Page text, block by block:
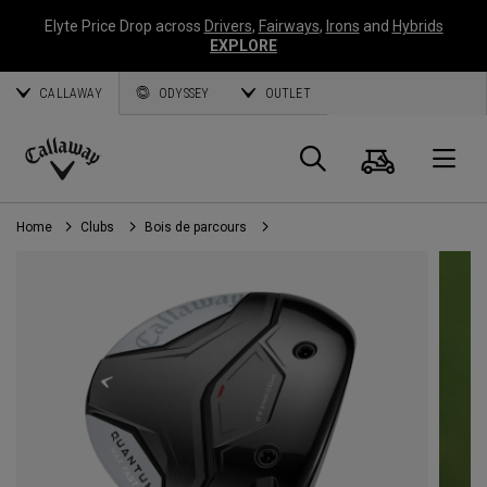
Elyte Price Drop across Drivers, Fairways, Irons and Hybrids
EXPLORE
CALLAWAY ODYSSEY OUTLET
Callaway
Golf
Panier
Home Clubs Bois de parcours